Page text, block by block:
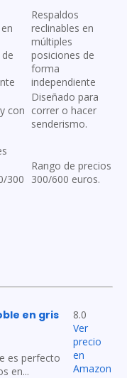
Respaldos
reclinables en
múltiples
posiciones de
forma
independiente
con
Diseñado para
correr o hacer
senderismo.
300
Rango de precios
300/600 euros.
en gris
es perfecto
en...
8.0
Ver
precio
en
Amazon